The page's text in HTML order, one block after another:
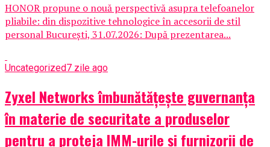
HONOR propune o nouă perspectivă asupra telefoanelor
pliabile: din dispozitive tehnologice în accesorii de stil
personal București, 31.07.2026: După prezentarea...
Uncategorized7 zile ago
Zyxel Networks îmbunătățește guvernanța
în materie de securitate a produselor
pentru a proteja IMM-urile și furnizorii de